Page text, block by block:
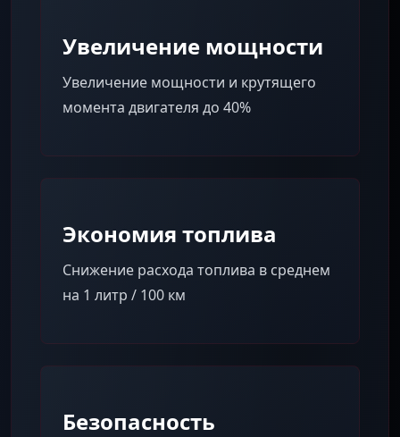
Увеличение мощности
Увеличение мощности и крутящего
момента двигателя до 40%
Экономия топлива
Снижение расхода топлива в среднем
на 1 литр / 100 км
Безопасность